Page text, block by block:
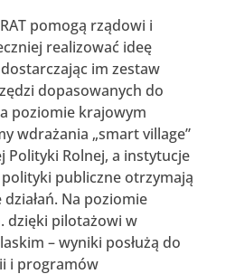
pomogą rządowi i
realizować ideę
im zestaw
dopasowanych do
poziomie krajowym
wdrażania „smart village”
Polityki Rolnej, a instytucje
publiczne otrzymają
Na poziomie
dzięki pilotażowi w
– wyniki posłużą do
i programów